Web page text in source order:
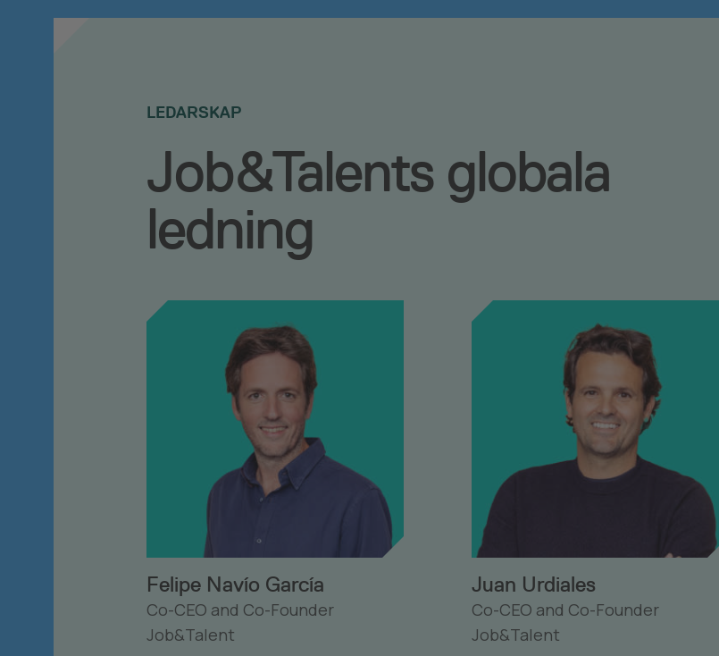
Job&Talents globala
ledning
LEDARSKAP
Felipe Navío García
Co-CEO and Co-Founder
Job&Talent
Juan Urdiales
Co-CEO and Co-Founder
Job&Talent